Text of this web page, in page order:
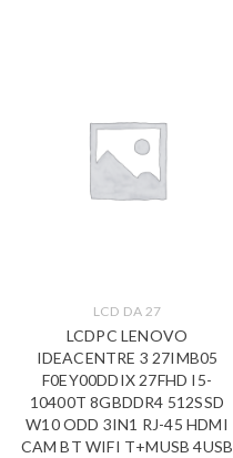
LCD DA 27
LCDPC LENOVO
IDEACENTRE 3 27IMB05
F0EY00DDIX 27FHD I5-
10400T 8GBDDR4 512SSD
W10 ODD 3IN1 RJ-45 HDMI
CAM BT WIFI T+MUSB 4USB